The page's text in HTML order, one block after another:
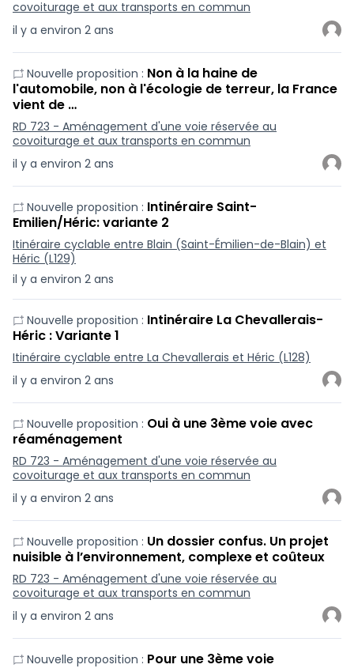
il y a environ 2 ans
covoiturage et aux transports en commun
il y a environ 2 ans
Nouvelle proposition : Non à la haine de
l'automobile, non à l'écologie de terreur, la France
vient de …
RD 723 - Aménagement d'une voie réservée au
covoiturage et aux transports en commun
il y a environ 2 ans
Nouvelle proposition : Intinéraire Saint-
Emilien/Héric: variante 2
Itinéraire cyclable entre Blain (Saint-Émilien-de-Blain) et
Héric (L129)
il y a environ 2 ans
Nouvelle proposition : Intinéraire La Chevallerais-
Héric : Variante 1
Itinéraire cyclable entre La Chevallerais et Héric (L128)
il y a environ 2 ans
Nouvelle proposition : Oui à une 3ème voie avec
réaménagement
RD 723 - Aménagement d'une voie réservée au
covoiturage et aux transports en commun
il y a environ 2 ans
Nouvelle proposition : Un dossier confus. Un projet
nuisible à l’environnement, complexe et coûteux
RD 723 - Aménagement d'une voie réservée au
covoiturage et aux transports en commun
Nouvelle proposition : Pour une 3ème voie